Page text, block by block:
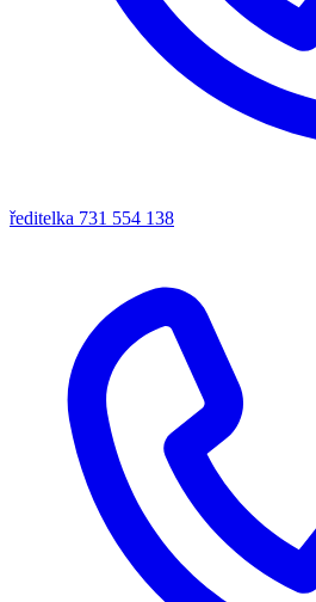
ředitelka 731 554 138